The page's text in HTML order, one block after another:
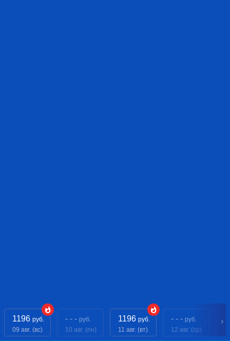
1196 руб.
09 авг. (вс)
- - - руб.
10 авг. (пн)
1196 руб.
11 авг. (вт)
- - - руб.
12 авг. (ср)